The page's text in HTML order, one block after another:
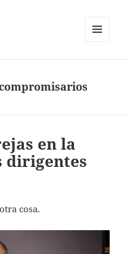
en la
dirigentes
cosa.